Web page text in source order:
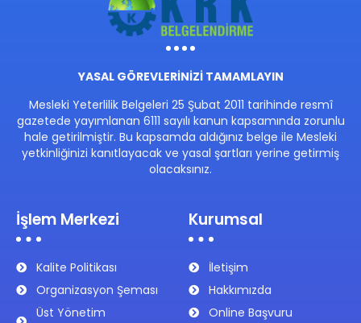
YASAL GÖREVLERİNİZİ TAMAMLAYIN
Mesleki Yeterlilik Belgeleri 25 Şubat 2011 tarihinde resmî
gazetede yayımlanan 6111 sayılı kanun kapsamında zorunlu
hale getirilmiştir. Bu kapsamda aldığınız belge ile Mesleki
yetkinliğinizi kanıtlayacak ve yasal şartları yerine getirmiş
olacaksınız.
İşlem Merkezi
Kalite Politikası
Organizasyon Şeması
Üst Yönetim
Kurumsal
İletişim
Hakkımızda
Online Başvuru